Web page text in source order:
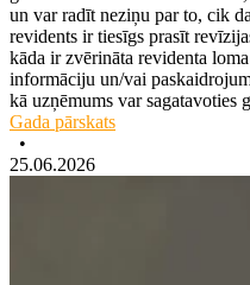
un var radīt neziņu par to, cik
revidents ir tiesīgs prasīt
kāda ir zvērināta revidenta
informāciju un/vai
kā uzņēmums var sagatavoties
Gada pārskats
•
25.06.2026